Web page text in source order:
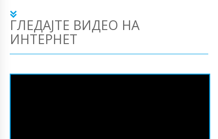
ГЛЕДАЈТЕ ВИДЕО НА
ИНТЕРНЕТ